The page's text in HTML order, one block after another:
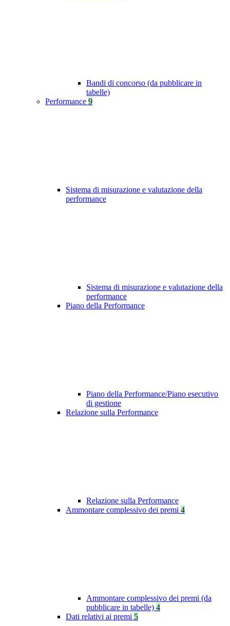
Bandi di concorso (da pubblicare in
tabelle)
Performance 9
Sistema di misurazione e valutazione della
performance
Sistema di misurazione e valutazione della
performance
Piano della Performance
Piano della Performance/Piano esecutivo
di gestione
Relazione sulla Performance
Relazione sulla Performance
Ammontare complessivo dei premi 4
Ammontare complessivo dei premi (da
pubblicare in tabelle) 4
Dati relativi ai premi 5